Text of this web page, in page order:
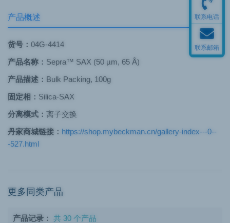
产品概述
货号： 04G-4414
产品名称： Sepra™ SAX (50 µm, 65 Å)
产品描述： Bulk Packing, 100g
固定相： Silica-SAX
分离模式： 离子交换
丹家商城链接： https://shop.mybeckman.cn/gallery-index---0--
-527.html
更多同类产品
产品记录： 共 30 个产品
联系电话
联系邮箱